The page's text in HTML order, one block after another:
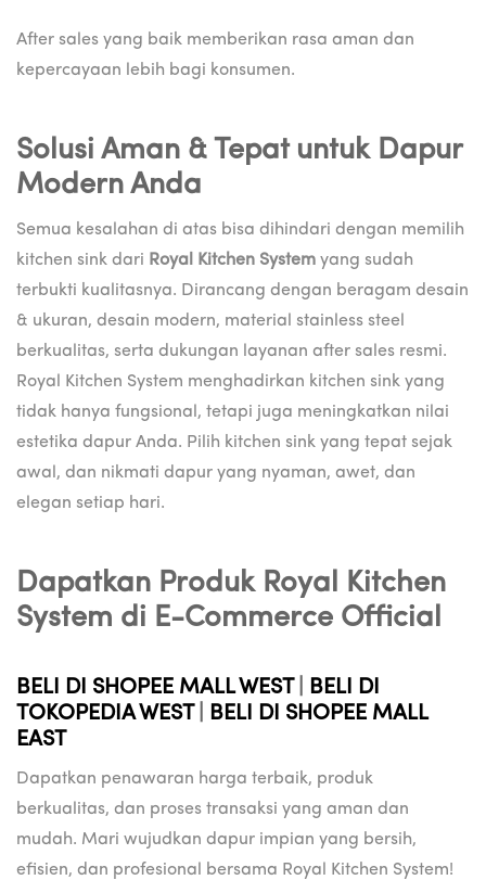
After sales yang baik memberikan rasa aman dan
kepercayaan lebih bagi konsumen.
Solusi Aman & Tepat untuk Dapur
Modern Anda
Semua kesalahan di atas bisa dihindari dengan memilih
kitchen sink dari Royal Kitchen System yang sudah
terbukti kualitasnya. Dirancang dengan beragam desain
& ukuran, desain modern, material stainless steel
berkualitas, serta dukungan layanan after sales resmi.
Royal Kitchen System menghadirkan kitchen sink yang
tidak hanya fungsional, tetapi juga meningkatkan nilai
estetika dapur Anda. Pilih kitchen sink yang tepat sejak
awal, dan nikmati dapur yang nyaman, awet, dan
elegan setiap hari.
Dapatkan Produk Royal Kitchen
System di E-Commerce Official
BELI DI SHOPEE MALL WEST
BELI DI
TOKOPEDIA WEST
BELI DI SHOPEE MALL
EAST
Dapatkan penawaran harga terbaik, produk
berkualitas, dan proses transaksi yang aman dan
mudah. Mari wujudkan dapur impian yang bersih,
efisien, dan profesional bersama Royal Kitchen System!